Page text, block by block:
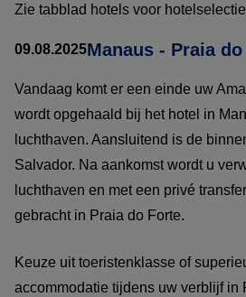
Zie tabblad hotels voor hotelselectie
09.08.2025Manaus - Praia
Vandaag komt er een einde uw
wordt opgehaald bij het hotel in
luchthaven. Aansluitend is de
Salvador. Na aankomst wordt u
luchthaven en met een privé
gebracht in Praia do Forte.
Keuze uit toeristenklasse of
accommodatie tijdens uw verblijf in